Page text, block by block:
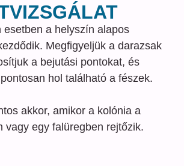
esetben a helyszín alapos
Megfigyeljük a darazsak
a bejutási pontokat, és
hol található a fészek.
akkor, amikor a kolónia a
vagy egy falüregben rejtőzik.